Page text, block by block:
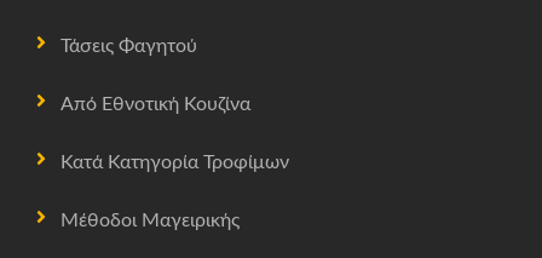
Τάσεις Φαγητού
Από Εθνοτική Κουζίνα
Κατά Κατηγορία Τροφίμων
Μέθοδοι Μαγειρικής